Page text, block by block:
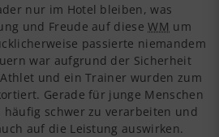
nur im Hotel bleiben, was
und Freude auf dieseWM um
passierte niemandem
war aufgrund der Sicherheit
und ein Trainer wurden zum
Gerade für junge Menschen
schwer zu verarbeiten und
auf die Leistung auswirken.